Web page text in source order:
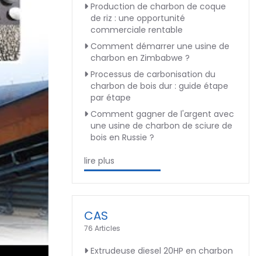
Production de charbon de coque
de riz : une opportunité
commerciale rentable
Comment démarrer une usine de
charbon en Zimbabwe ?
Processus de carbonisation du
charbon de bois dur : guide étape
par étape
Comment gagner de l'argent avec
une usine de charbon de sciure de
bois en Russie ?
lire plus
CAS
76 Articles
Extrudeuse diesel 20HP en charbon